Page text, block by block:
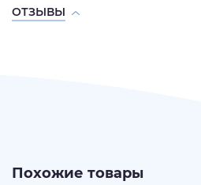
ОТЗЫВЫ
Похожие товары